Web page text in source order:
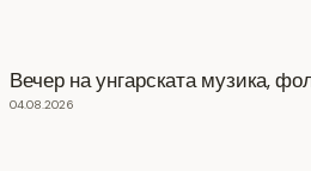
Вечер на унгарската музика,
04.08.2026